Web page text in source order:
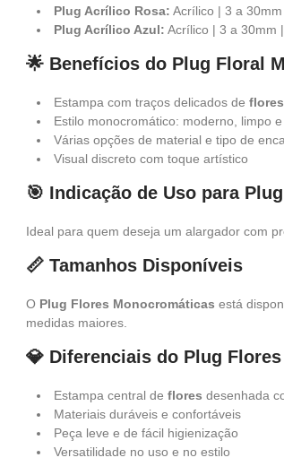
Plug Acrílico Rosa: Acrílico | 3 a
Plug Acrílico Azul: Acrílico | 3 a 30mm
🌟 Benefícios do Plug Floral
Estampa com traços delicados de flores
Estilo monocromático: moderno, limpo
Várias opções de material e tipo de
Visual discreto com toque artístico
🎯 Indicação de Uso para
Ideal para quem deseja um alargador com
📏 Tamanhos Disponíveis
O Plug Flores Monocromáticas está
medidas maiores.
💎 Diferenciais do Plug
Estampa central de flores desenhada
Materiais duráveis e confortáveis
Peça leve e de fácil higienização
Versatilidade no uso e no estilo